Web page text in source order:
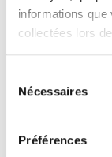
informations
collectées lors
Nécessaires
Préférences
côté
avec
nous
savoir-